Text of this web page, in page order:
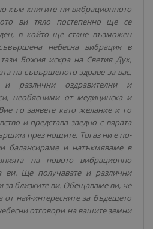
към книгите ни вибрационното
ви тяло постепенно ще се
в който ще стане възможен
небесна вибрация в
Божия искра на Светия Дух,
на съвършеното здраве за вас.
и различни оздравителни и
необясними от медицинска и
го заявете като желание и го
и представа заедно с вярата
през нощите. Тогаз ни е по-
балансираме и натъкмяваме в
на новото вибрационно
ви. Ще получавате и различни
за близките ви. Обещаваме ви, че
от най-интересните за бъдещето
отговори на вашите земни